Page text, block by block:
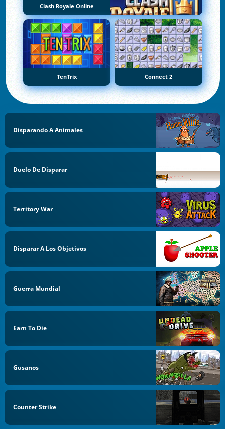
Clash Royale Online
TenTrix Connect 2
Disparando A Animales
Duelo De Disparar
Territory War
Disparar A Los Objetivos
Guerra Mundial
Earn To Die
Gusanos
Counter Strike